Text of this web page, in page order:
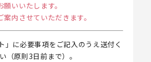
いいたします。
内させていただきます。
」に必要事項をご記入のうえ送付く
（原則3日前まで）。